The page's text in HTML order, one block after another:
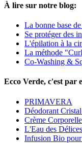
À lire sur notre blog:
La bonne base
Se protéger des
L'épilation à la
La méthode
Co-Washing &
Ecco Verde, c'est par
PRIMAVERA
Déodorant
Crème
L'Eau des
Infusion Bio pour